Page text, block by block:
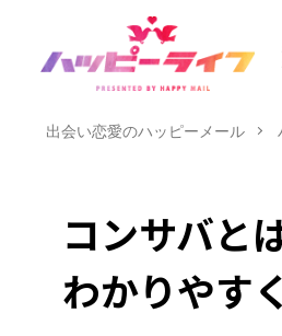
出会い恋愛のハッピーメール
コンサバと
わかりやす